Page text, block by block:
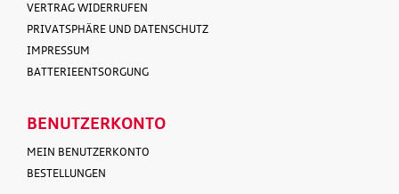
VERTRAG WIDERRUFEN
PRIVATSPHÄRE UND DATENSCHUTZ
IMPRESSUM
BATTERIEENTSORGUNG
BENUTZERKONTO
MEIN BENUTZERKONTO
BESTELLUNGEN